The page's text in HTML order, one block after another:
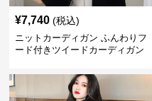
¥7,740 (税込)
ニットカーディガン ふんわりフ
ード付きツイードカーディガン